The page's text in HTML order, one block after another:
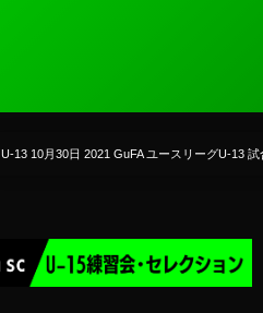
U-13 10月30日 2021 GuFA ユースリーグU-13 試